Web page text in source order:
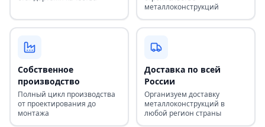
металлоконструкций
Собственное
производство
Полный цикл производства
от проектирования до
монтажа
Доставка по всей
России
Организуем доставку
металлоконструкций в
любой регион страны